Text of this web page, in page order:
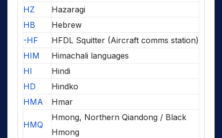
HZ
Hazaragi
HB
Hebrew
-HF
HFDL Squitter (Aircraft comms station)
HIM
Himachali languages
HI
Hindi
HD
Hindko
HMA
Hmar
HMQ
Hmong, Northern Qiandong / Black
Hmong